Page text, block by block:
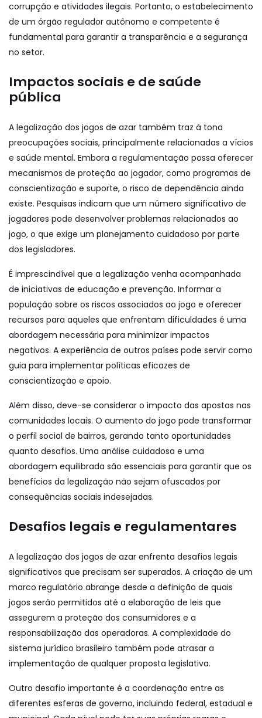
corrupção e atividades ilegais. Portanto, o estabelecimento
de um órgão regulador autônomo e competente é
fundamental para garantir a transparência e a segurança
no setor.
Impactos sociais e de saúde
pública
A legalização dos jogos de azar também traz à tona
preocupações sociais, principalmente relacionadas a vícios
e saúde mental. Embora a regulamentação possa oferecer
mecanismos de proteção ao jogador, como programas de
conscientização e suporte, o risco de dependência ainda
existe. Pesquisas indicam que um número significativo de
jogadores pode desenvolver problemas relacionados ao
jogo, o que exige um planejamento cuidadoso por parte
dos legisladores.
É imprescindível que a legalização venha acompanhada
de iniciativas de educação e prevenção. Informar a
população sobre os riscos associados ao jogo e oferecer
recursos para aqueles que enfrentam dificuldades é uma
abordagem necessária para minimizar impactos
negativos. A experiência de outros países pode servir como
guia para implementar políticas eficazes de
conscientização e apoio.
Além disso, deve-se considerar o impacto das apostas nas
comunidades locais. O aumento do jogo pode transformar
o perfil social de bairros, gerando tanto oportunidades
quanto desafios. Uma análise cuidadosa e uma
abordagem equilibrada são essenciais para garantir que os
benefícios da legalização não sejam ofuscados por
consequências sociais indesejadas.
Desafios legais e regulamentares
A legalização dos jogos de azar enfrenta desafios legais
significativos que precisam ser superados. A criação de um
marco regulatório abrange desde a definição de quais
jogos serão permitidos até a elaboração de leis que
assegurem a proteção dos consumidores e a
responsabilização das operadoras. A complexidade do
sistema jurídico brasileiro também pode atrasar a
implementação de qualquer proposta legislativa.
Outro desafio importante é a coordenação entre as
diferentes esferas de governo, incluindo federal, estadual e